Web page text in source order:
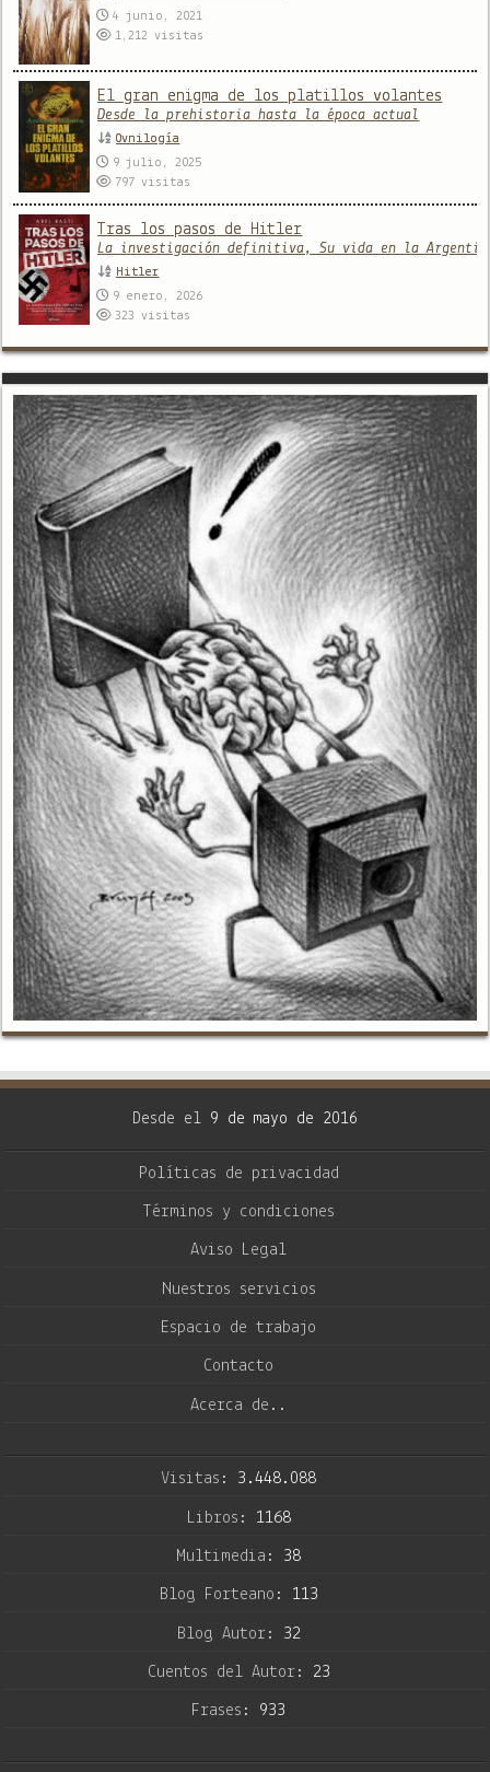
4 junio, 2021
1,212visitas
El gran enigma de los platillos volantes
Desde la prehistoria hasta la época actual
Ovnilogía
9 julio, 2025
797visitas
Tras los pasos de Hitler
La investigación definitiva, Su vida en la
Hitler
9 enero, 2026
323visitas
Desde el 9 de mayo de 2016
Políticas de privacidad
Términos y condiciones
Aviso Legal
Nuestros servicios
Espacio de trabajo
Contacto
Acerca de..
Visitas: 3.448.088
Libros: 1168
Multimedia: 38
Blog Forteano: 113
Blog Autor: 32
Cuentos del Autor: 23
Frases: 933